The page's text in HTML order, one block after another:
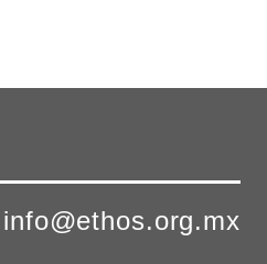
info@ethos.org.mx